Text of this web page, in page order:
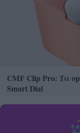
CMF Clip Pro: Τα
Smart Dial